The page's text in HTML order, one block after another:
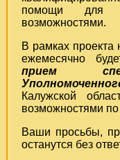
помощи для
возможностями.
В рамках проекта
ежемесячно
прием
Калужской
возможностями
Ваши просьбы,
останутся без